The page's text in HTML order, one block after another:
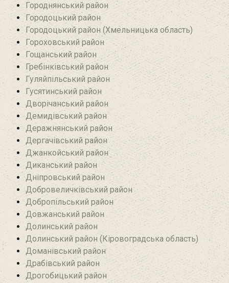
Городнянський район
Городоцький район
Городоцький район (Хмельницька область)
Гороховський район
Гощанський район
Гребінківський район
Гуляйпільський район‎
Гусятинський район‎
Дворічанський район
Демидівський район
Деражнянський район
Дергачівський район
Джанкойський район
Диканський район
Дніпровський район
Добровеличківський район
Добропільський район‎
Довжанський район
Долинський район
Долинський район (Кіровоградська область)
Доманівський район‎
Драбівський район‎
Дрогобицький район